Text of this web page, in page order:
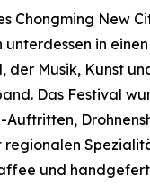
Chongming New
in
der Musik, Kunst
Das Festival
und